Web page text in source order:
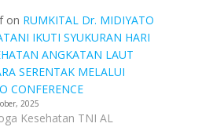
on RUMKITAL Dr. MIDIYATO
IKUTI SYUKURAN HARI
ANGKATAN LAUT
SERENTAK MELALUI
CONFERENCE
2025
Kesehatan TNI AL